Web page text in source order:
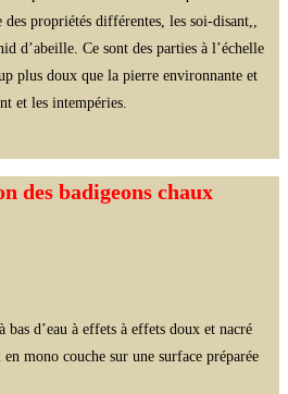
propriétés différentes, les soi-disant,,
d’abeille. Ce sont des parties à l’échelle
plus doux que la pierre environnante et
et les intempéries.
des badigeons chaux
d’eau à effets à effets doux et nacré
mono couche sur une surface préparée